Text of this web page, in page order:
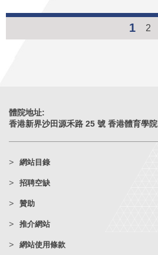
1 2
體院地址:
香港新界沙田源禾路 25 號 香港體育學院
網站目錄
招聘空缺
贊助
推介網站
網站使用條款